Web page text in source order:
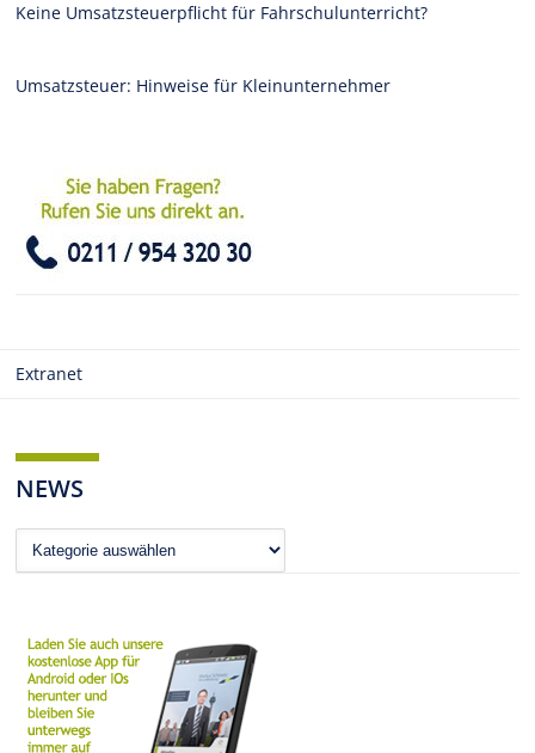
Keine Umsatzsteuerpflicht für Fahrschulunterricht?
Umsatzsteuer: Hinweise für Kleinunternehmer
Extranet
NEWS
News